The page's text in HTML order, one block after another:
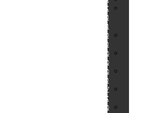
אופני
כושר
ביתיים
ספות
כושר
מתקני
מתח
מולטי
טריינר
שקי
איגרוף
משקולות